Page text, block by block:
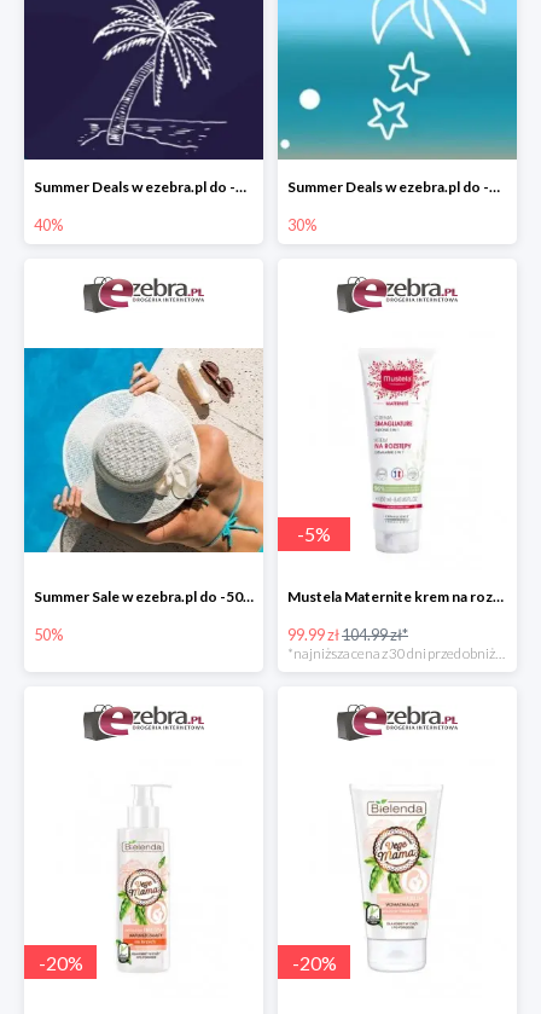
Summer Deals w ezebra.pl do -40%
40%
Summer Deals w ezebra.pl do -30%
30%
Summer Sale w ezebra.pl do -50%
50%
-5%
Mustela Maternite krem na rozstępy dla kobiet w ciąży
99.99 zł104.99 zł*
*najniższa cena z 30 dni przed obniżką
-20% -20%